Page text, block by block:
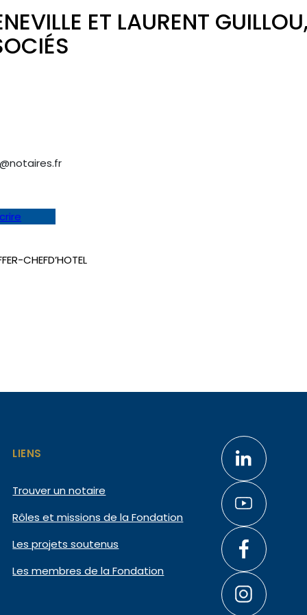
ET LAURENT
CHEFD’HOTEL
LIENS
Trouver un notaire
Rôles et missions de la Fondation
Les projets soutenus
Les membres de la Fondation